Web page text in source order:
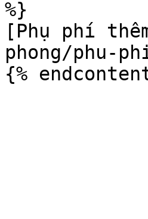
%}
[Phụ phí
phong/phu-